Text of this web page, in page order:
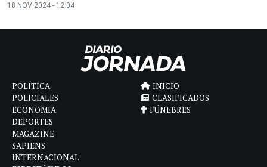
18 NOV 2024 - 12:04
POLÍTICA
POLICIALES
ECONOMIA
DEPORTES
MAGAZINE
SAPIENS
INTERNACIONAL
INICIO
CLASIFICADOS
FÚNEBRES